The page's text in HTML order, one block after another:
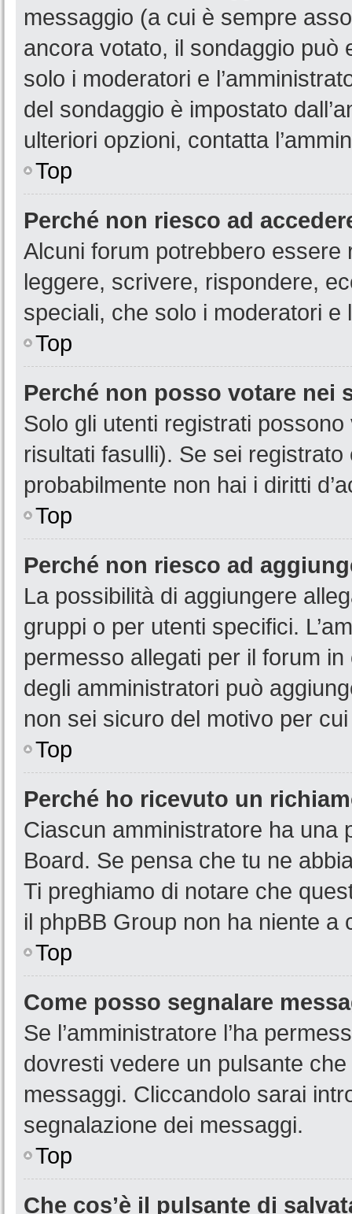
messaggio (a cui è sempre
ancora votato, il sondaggio può
solo i moderatori e
del sondaggio è impostato
ulteriori opzioni, contatta
Top
Perché non riesco ad
Alcuni forum potrebbero
leggere, scrivere, rispondere,
speciali, che solo i moderatori e
Top
Perché non posso votare nei
Solo gli utenti registrati
risultati fasulli). Se sei
probabilmente non hai i diritti
Top
Perché non riesco ad
La possibilità di aggiungere
gruppi o per utenti specifici.
permesso allegati per il forum
degli amministratori può
non sei sicuro del motivo per
Top
Perché ho ricevuto un
Ciascun amministratore ha una
Board. Se pensa che tu ne
Ti preghiamo di notare che
il phpBB Group non ha niente a
Top
Come posso segnalare
Se l’amministratore l’ha
dovresti vedere un pulsante
messaggi. Cliccandolo sarai
segnalazione dei messaggi.
Top
Che cos’è il pulsante di